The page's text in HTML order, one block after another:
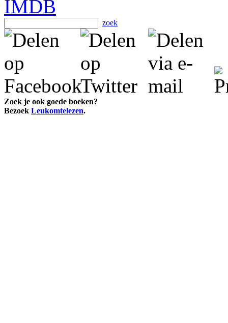
zoek
Zoek je ook goede boeken?
Bezoek Leukomtelezen.